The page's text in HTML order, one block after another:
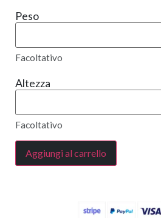
Peso
Facoltativo
Altezza
Facoltativo
Aggiungi al carrello